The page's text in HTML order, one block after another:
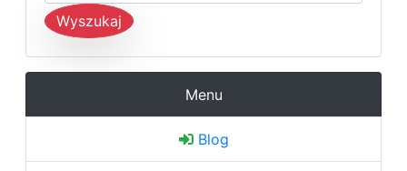
Wyszukaj
Menu
Blog